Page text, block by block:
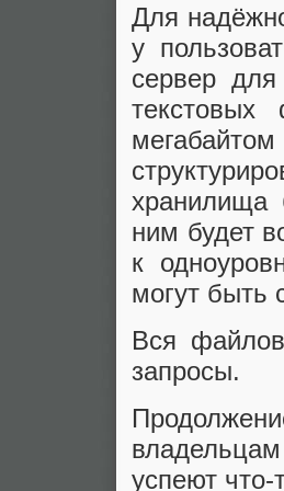
Для
у
сервер
текстовых
хранилища
ним будет
к
могут быть
Вся
запросы.
успеют что-